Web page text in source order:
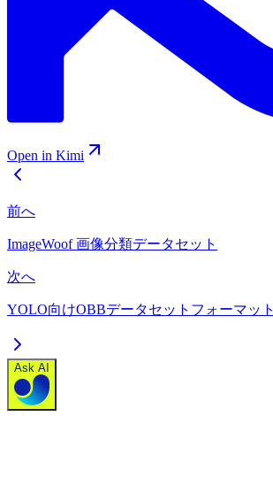
Open in Kimi
前へ
ImageWoof 画像分類データセット
次へ
YOLO向けOBBデータセットフォーマット
Ask AI